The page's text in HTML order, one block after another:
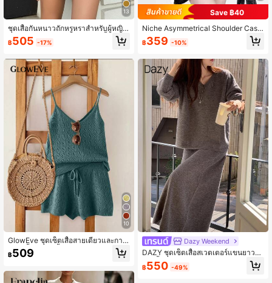
13
ชุดเสื้อกันหนาวถักหรูหราสำหรับผู้หญิง
สำหรับฤดูใบไม้ร่วง/ฤดูหนาว, เสื้อคอกล
มแขนยาวแบบสวมใส่สบาย, สีชมพูวัน
฿505 -17%
10
GlowEve ชุดเซ็ตเสื้อสายเดี่ยวและกางเ
กงขาสั้นผ้าถักสีพื้นสำหรับวันหยุดพักผ่อ
นของผู้หญิง 2 ชิ้น
฿509
Save ฿40
Niche Asymmetrical Shoulder Casu
al Loose Knit Sweater Set For Wom
en, Autumn Distressed กลวงออก Lon
฿359 -10%
Dazy Weekend
DAZY ชุดเซ็ตเสื้อสเวตเตอร์แขนยาวค
อวีสีพื้นสำหรับผู้หญิงและกระโปรงทรงห
ลวม 2 ชิ้น, สไตล์เกาหลีลำลอง
฿550 -49%